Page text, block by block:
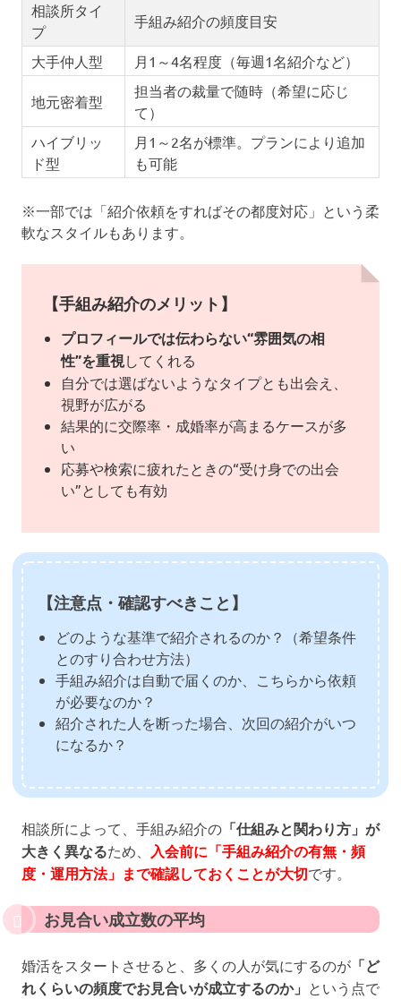
相談所タイ
プ
手組み紹介の頻度目安
大手仲人型 月1～4名程度（毎週1名紹介など）
地元密着型
担当者の裁量で随時（希望に応じ
て）
ハイブリッ
ド型
月1～2名が標準。プランにより追加
も可能
※一部では「紹介依頼をすればその都度対応」という柔
軟なスタイルもあります。
【手組み紹介のメリット】
プロフィールでは伝わらない“雰囲気の相
性”を重視してくれる
自分では選ばないようなタイプとも出会え、
視野が広がる
結果的に交際率・成婚率が高まるケースが多
い
応募や検索に疲れたときの“受け身での出会
い”としても有効
【注意点・確認すべきこと】
どのような基準で紹介されるのか？（希望条件
とのすり合わせ方法）
手組み紹介は自動で届くのか、こちらから依頼
が必要なのか？
紹介された人を断った場合、次回の紹介がいつ
になるか？
相談所によって、手組み紹介の 「仕組みと関わり方」が
大きく異なるため、
入会前に「手組み紹介の有無・頻
度・運用方法」まで確認しておくことが大切です。
お見合い成立数の平均
婚活をスタートさせると、多くの人が気にするのが 「ど
れくらいの頻度でお見合いが成立するのか」 という点で